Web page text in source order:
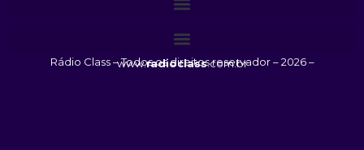
Rádio Class – Todos os direitos reservador – 2026 – www.radioclass.com.br